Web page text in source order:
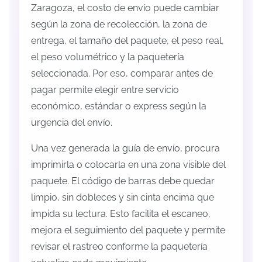
Zaragoza, el costo de envío puede cambiar
según la zona de recolección, la zona de
entrega, el tamaño del paquete, el peso real,
el peso volumétrico y la paquetería
seleccionada. Por eso, comparar antes de
pagar permite elegir entre servicio
económico, estándar o express según la
urgencia del envío.
Una vez generada la guía de envío, procura
imprimirla o colocarla en una zona visible del
paquete. El código de barras debe quedar
limpio, sin dobleces y sin cinta encima que
impida su lectura. Esto facilita el escaneo,
mejora el seguimiento del paquete y permite
revisar el rastreo conforme la paquetería